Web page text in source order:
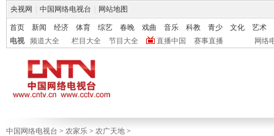
央视网 中国网络电视台 网站地图
首页 新闻 经济 体育 综艺 春晚 戏曲 音乐 科教 青少 文化
艺术
电视
频道大全 栏目大全 节目大全 直播中国 赛事直播 网络
中国网络电视台 > 农家乐 > 农广天地 >